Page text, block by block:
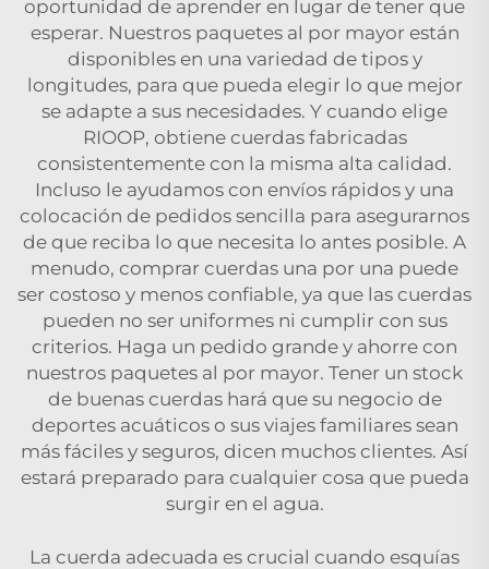
oportunidad de aprender en lugar de tener que
esperar. Nuestros paquetes al por mayor están
disponibles en una variedad de tipos y
longitudes, para que pueda elegir lo que mejor
se adapte a sus necesidades. Y cuando elige
RIOOP, obtiene cuerdas fabricadas
consistentemente con la misma alta calidad.
Incluso le ayudamos con envíos rápidos y una
colocación de pedidos sencilla para asegurarnos
de que reciba lo que necesita lo antes posible. A
menudo, comprar cuerdas una por una puede
ser costoso y menos confiable, ya que las cuerdas
pueden no ser uniformes ni cumplir con sus
criterios. Haga un pedido grande y ahorre con
nuestros paquetes al por mayor. Tener un stock
de buenas cuerdas hará que su negocio de
deportes acuáticos o sus viajes familiares sean
más fáciles y seguros, dicen muchos clientes. Así
estará preparado para cualquier cosa que pueda
surgir en el agua.
La cuerda adecuada es crucial cuando esquías